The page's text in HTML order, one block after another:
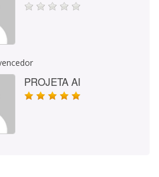
PROJETA AI